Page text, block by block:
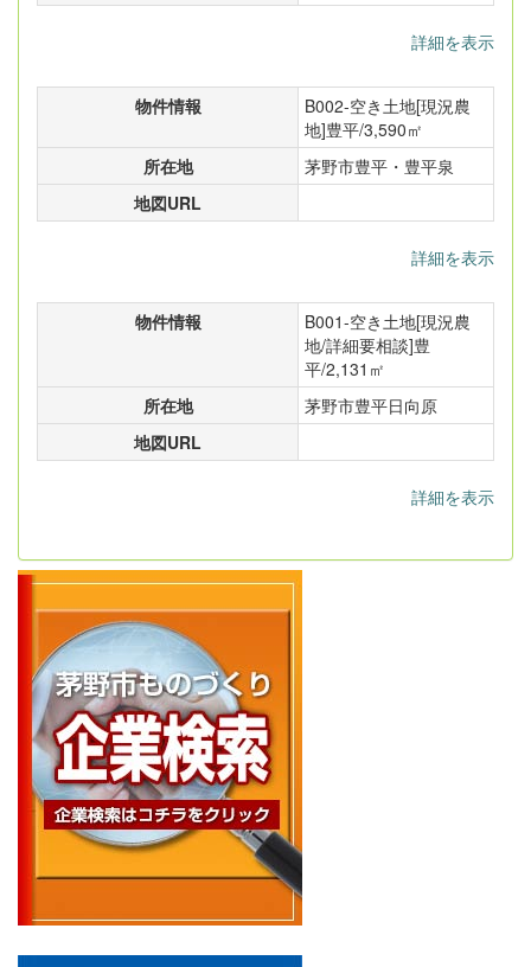
詳細を表示
物件情報
B002-空き土地[現況農
地]豊平/3,590㎡
所在地
茅野市豊平・豊平泉
地図URL
詳細を表示
物件情報
B001-空き土地[現況農
地/詳細要相談]豊
平/2,131㎡
所在地
茅野市豊平日向原
地図URL
詳細を表示